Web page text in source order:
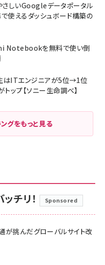
さしいGoogleデータポータル
使えるダッシュボード構築の
Notebookを無料で使い倒
はITエンジニアが5位→1位
ップ【ソニー生命調べ】
グをもっと見る
チリ！ Sponsored
が挑んだグローバルサイト改